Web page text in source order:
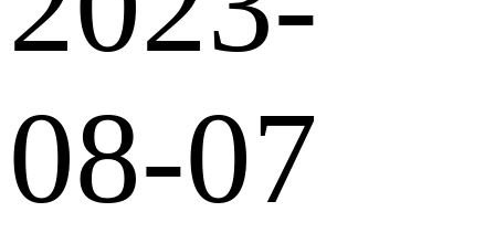
08-07